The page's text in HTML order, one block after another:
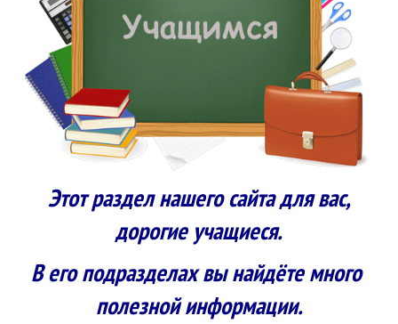
Этот раздел нашего сайта для вас,
дорогие учащиеся.
В его подразделах вы найдёте много
полезной информации.